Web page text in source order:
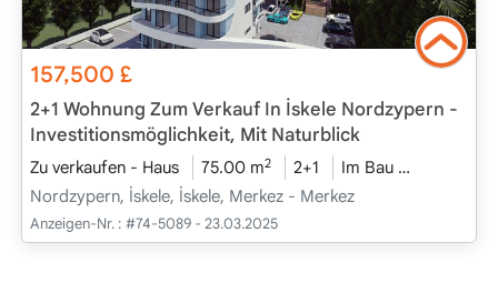
157,500£
2+1 Wohnung Zum Verkauf In İskele Nordzypern -
Investitionsmöglichkeit, Mit Naturblick
Zu verkaufen - Haus 75.00 m2 2+1 Im Bau
Nordzypern, İskele, İskele, Merkez - Merkez
Anzeigen-Nr. : #74-5089 - 23.03.2025